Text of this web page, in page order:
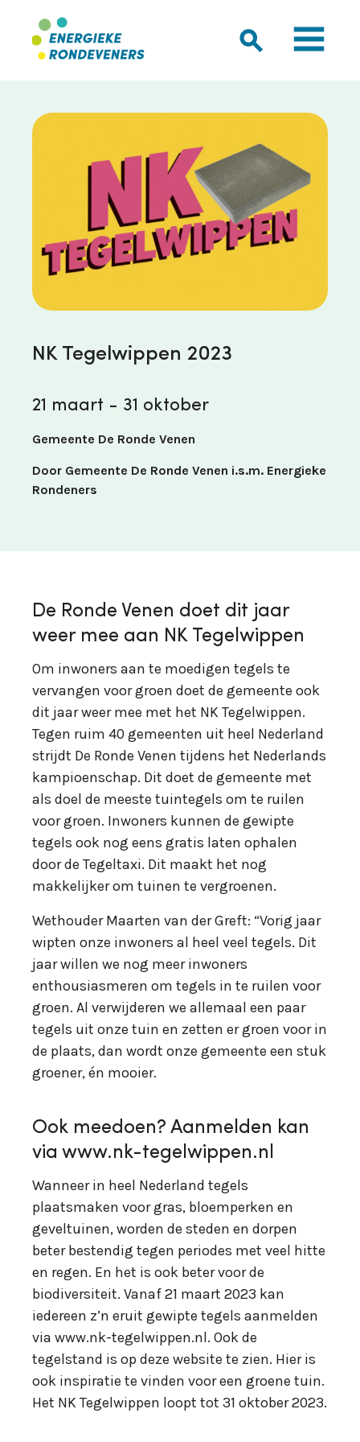
NK Tegelwippen 2023
21 maart - 31 oktober
Gemeente De Ronde Venen
Door Gemeente De Ronde Venen i.s.m. Energieke
Rondeners
De Ronde Venen doet dit jaar
weer mee aan NK Tegelwippen
Om inwoners aan te moedigen tegels te
vervangen voor groen doet de gemeente ook
dit jaar weer mee met het NK Tegelwippen.
Tegen ruim 40 gemeenten uit heel Nederland
strijdt De Ronde Venen tijdens het Nederlands
kampioenschap. Dit doet de gemeente met
als doel de meeste tuintegels om te ruilen
voor groen. Inwoners kunnen de gewipte
tegels ook nog eens gratis laten ophalen
door de Tegeltaxi. Dit maakt het nog
makkelijker om tuinen te vergroenen.
Wethouder Maarten van der Greft: “Vorig jaar
wipten onze inwoners al heel veel tegels. Dit
jaar willen we nog meer inwoners
enthousiasmeren om tegels in te ruilen voor
groen. Al verwijderen we allemaal een paar
tegels uit onze tuin en zetten er groen voor in
de plaats, dan wordt onze gemeente een stuk
groener, én mooier.
Ook meedoen? Aanmelden kan
via www.nk-tegelwippen.nl
Wanneer in heel Nederland tegels
plaatsmaken voor gras, bloemperken en
geveltuinen, worden de steden en dorpen
beter bestendig tegen periodes met veel hitte
en regen. En het is ook beter voor de
biodiversiteit. Vanaf 21 maart 2023 kan
iedereen z’n eruit gewipte tegels aanmelden
via www.nk-tegelwippen.nl. Ook de
tegelstand is op deze website te zien. Hier is
ook inspiratie te vinden voor een groene tuin.
Het NK Tegelwippen loopt tot 31 oktober 2023.